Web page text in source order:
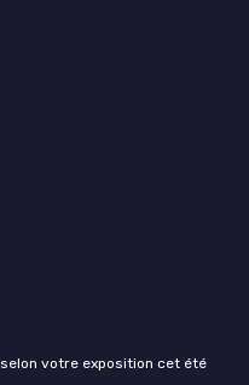
votre exposition cet été